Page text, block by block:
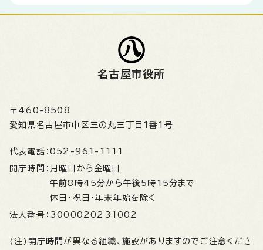
名古屋市役所
〒460-8508
愛知県名古屋市中区三の丸三丁目1番1号
代表電話： 052-961-1111
開庁時間： 月曜日から金曜日
午前8時45分から午後5時15分まで
休日・祝日・年末年始を除く
法人番号： 3000020231002
(注)開庁時間が異なる組織、施設がありますのでご注意くださ